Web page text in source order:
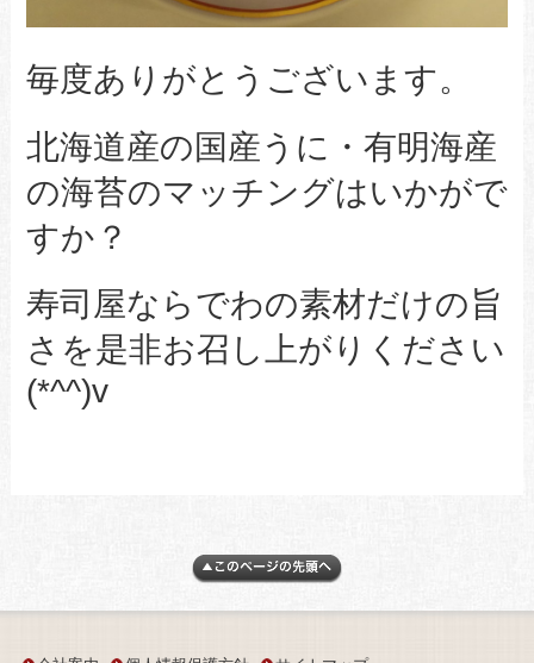
毎度ありがとうございます。
北海道産の国産うに・有明海産
の海苔のマッチングはいかがで
すか？
寿司屋ならでわの素材だけの旨
さを是非お召し上がりください
(*^^)v